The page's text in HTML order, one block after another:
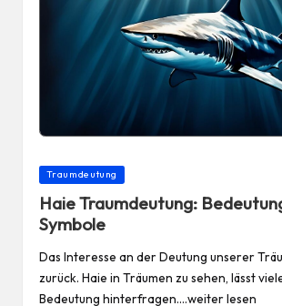
Posted
Traumdeutung
Haie Traumdeutung:
Symbole
Das Interesse an der Deutung unserer
zurück. Haie in Träumen zu sehen, lässt
Bedeutung hinterfragen.…weiter lesen